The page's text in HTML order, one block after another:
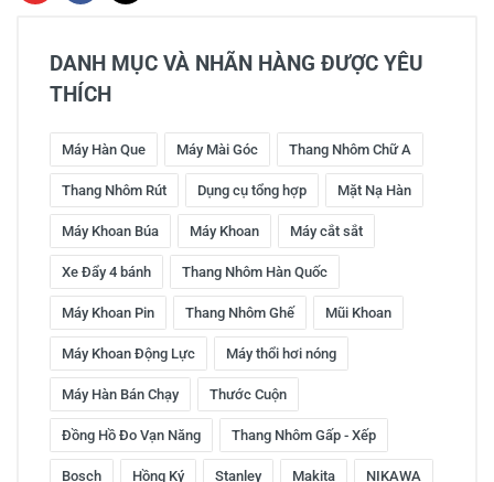
DANH MỤC VÀ NHÃN HÀNG ĐƯỢC YÊU
THÍCH
Máy Hàn Que Máy Mài Góc Thang Nhôm Chữ A
Thang Nhôm Rút Dụng cụ tổng hợp Mặt Nạ Hàn
Máy Khoan Búa Máy Khoan Máy cắt sắt
Xe Đẩy 4 bánh Thang Nhôm Hàn Quốc
Máy Khoan Pin Thang Nhôm Ghế Mũi Khoan
Máy Khoan Động Lực Máy thổi hơi nóng
Máy Hàn Bán Chạy Thước Cuộn
Đồng Hồ Đo Vạn Năng Thang Nhôm Gấp - Xếp
Bosch Hồng Ký Stanley Makita NIKAWA